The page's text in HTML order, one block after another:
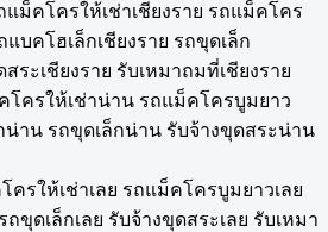
แม็คโครให้เช่าเชียงราย รถแม็คโคร
แบคโฮเล็กเชียงราย รถขุดเล็ก
สระเชียงราย รับเหมาถมที่เชียงราย
โครให้เช่าน่าน รถแม็คโครบูมยาว
น่าน รถขุดเล็กน่าน รับจ้างขุดสระน่าน
ครให้เช่าเลย รถแม็คโครบูมยาวเลย
ถขุดเล็กเลย รับจ้างขุดสระเลย รับเหมา